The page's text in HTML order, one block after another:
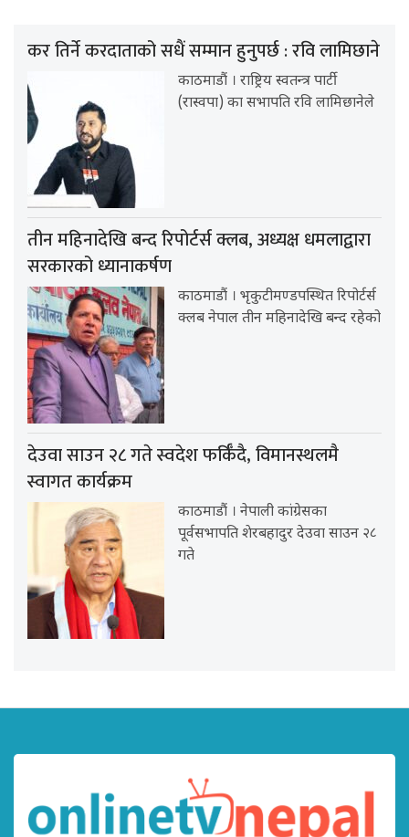
कर तिर्ने करदाताको सधैं सम्मान हुनुपर्छ : रवि लामिछाने
काठमाडौं । राष्ट्रिय स्वतन्त्र पार्टी
(रास्वपा) का सभापति रवि लामिछानेले
तीन महिनादेखि बन्द रिपोर्टर्स क्लब, अध्यक्ष धमलाद्वारा
सरकारको ध्यानाकर्षण
काठमाडौं । भृकुटीमण्डपस्थित रिपोर्टर्स
क्लब नेपाल तीन महिनादेखि बन्द रहेको
देउवा साउन २८ गते स्वदेश फर्किँदै, विमानस्थलमै
स्वागत कार्यक्रम
काठमाडौं । नेपाली कांग्रेसका
पूर्वसभापति शेरबहादुर देउवा साउन २८
गते